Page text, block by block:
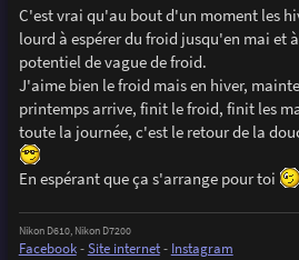
s
s
a
g
e
C'est vrai qu'au bout d'un moment les
lourd à espérer du froid jusqu'en mai et
potentiel de vague de froid.
J'aime bien le froid mais en hiver,
printemps arrive, finit le froid, finit les
toute la journée, c'est le retour de la
En espérant que ça s'arrange pour toi
Nikon D610, Nikon D7200
Facebook-Site internet- Instagram